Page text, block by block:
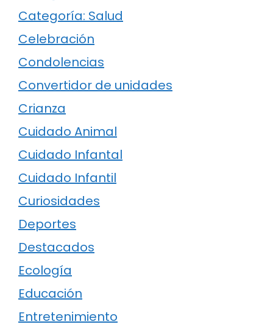
Categoría: Salud
Celebración
Condolencias
Convertidor de unidades
Crianza
Cuidado Animal
Cuidado Infantal
Cuidado Infantil
Curiosidades
Deportes
Destacados
Ecología
Educación
Entretenimiento